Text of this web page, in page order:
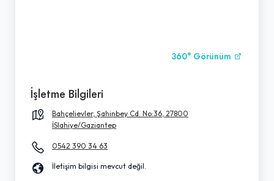
360° Görünüm
İşletme Bilgileri
Bahçelievler, Şahinbey Cd. No:36, 27800
İSlahiye/Gaziantep
0542 390 34 63
İletişim bilgisi mevcut değil.